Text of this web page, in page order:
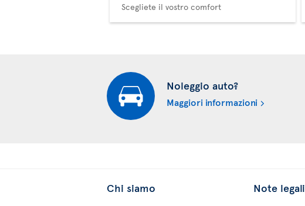
Scegliete il vostro comfort
Noleggio auto?
Maggiori informazioni
Chi siamo Note legali